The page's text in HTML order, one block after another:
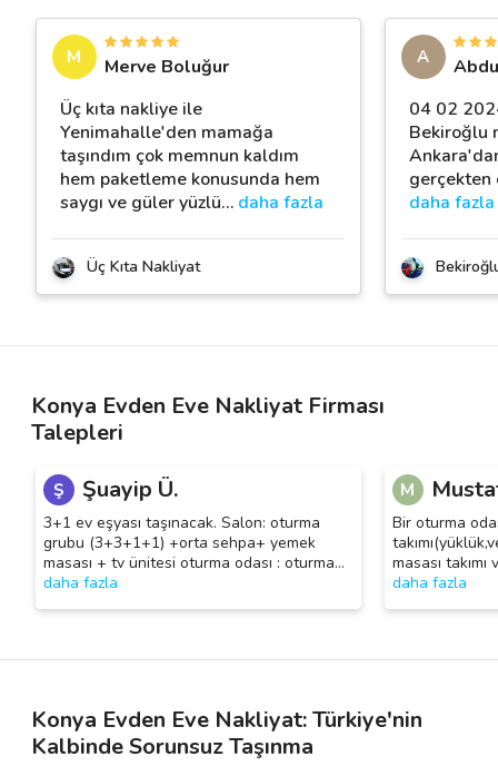
M
Merve Boluğur
Üç kıta nakliye ile
Yenimahalle'den mamağa
taşındım çok memnun kaldım
hem paketleme konusunda hem
saygı ve güler yüzlü… daha fazla
Üç Kıta Nakliyat
A
04 02
Bekiroğlu
gerçekten
daha fazla
Konya Evden Eve Nakliyat Firması
Talepleri
Ş Şuayip Ü.
3+1 ev eşyası taşınacak. Salon: oturma
grubu (3+3+1+1) +orta sehpa+ yemek
masası + tv ünitesi oturma odası : oturma…
daha fazla
M
Bir oturma
masası
daha fazla
Konya Evden Eve Nakliyat: Türkiye'nin
Kalbinde Sorunsuz Taşınma